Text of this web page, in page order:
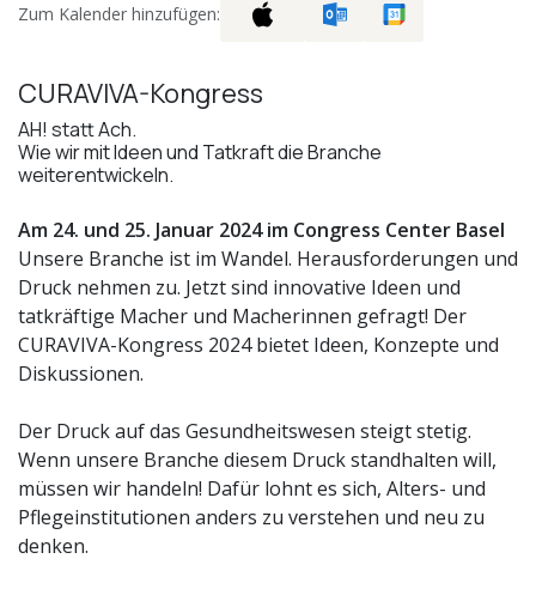
Zum Kalender hinzufügen:
CURAVIVA-Kongress
AH! statt Ach.
Wie wir mit Ideen und Tatkraft die Branche
weiterentwickeln.
Am 24. und 25. Januar 2024 im Congress Center Basel
Unsere Branche ist im Wandel. Herausforderungen und
Druck nehmen zu. Jetzt sind innovative Ideen und
tatkräftige Macher und Macherinnen gefragt! Der
CURAVIVA-Kongress 2024 bietet Ideen, Konzepte und
Diskussionen.
Der Druck auf das Gesundheitswesen steigt stetig.
Wenn unsere Branche diesem Druck standhalten will,
müssen wir handeln! Dafür lohnt es sich, Alters- und
Pflegeinstitutionen anders zu verstehen und neu zu
denken.